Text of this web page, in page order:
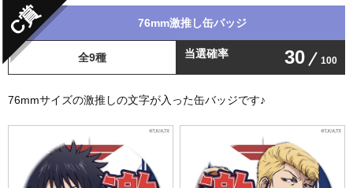
C賞 76mm激推し缶バッジ
全9種 当選確率 30 100
76mmサイズの激推しの文字が入った缶バッジです♪